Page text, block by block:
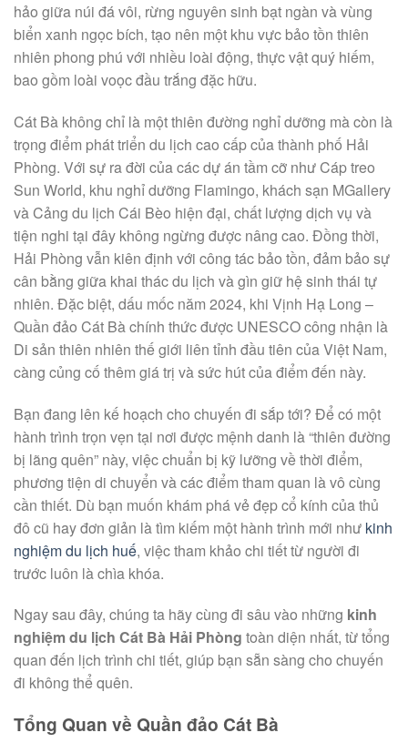
hảo giữa núi đá vôi, rừng nguyên sinh bạt ngàn và vùng
biển xanh ngọc bích, tạo nên một khu vực bảo tồn thiên
nhiên phong phú với nhiều loài động, thực vật quý hiếm,
bao gồm loài voọc đầu trắng đặc hữu.
Cát Bà không chỉ là một thiên đường nghỉ dưỡng mà còn là
trọng điểm phát triển du lịch cao cấp của thành phố Hải
Phòng. Với sự ra đời của các dự án tầm cỡ như Cáp treo
Sun World, khu nghỉ dưỡng Flamingo, khách sạn MGallery
và Cảng du lịch Cái Bèo hiện đại, chất lượng dịch vụ và
tiện nghi tại đây không ngừng được nâng cao. Đồng thời,
Hải Phòng vẫn kiên định với công tác bảo tồn, đảm bảo sự
cân bằng giữa khai thác du lịch và gìn giữ hệ sinh thái tự
nhiên. Đặc biệt, dấu mốc năm 2024, khi Vịnh Hạ Long –
Quần đảo Cát Bà chính thức được UNESCO công nhận là
Di sản thiên nhiên thế giới liên tỉnh đầu tiên của Việt Nam,
càng củng cố thêm giá trị và sức hút của điểm đến này.
Bạn đang lên kế hoạch cho chuyến đi sắp tới? Để có một
hành trình trọn vẹn tại nơi được mệnh danh là “thiên đường
bị lãng quên” này, việc chuẩn bị kỹ lưỡng về thời điểm,
phương tiện di chuyển và các điểm tham quan là vô cùng
cần thiết. Dù bạn muốn khám phá vẻ đẹp cổ kính của thủ
đô cũ hay đơn giản là tìm kiếm một hành trình mới như kinh
nghiệm du lịch huế, việc tham khảo chi tiết từ người đi
trước luôn là chìa khóa.
Ngay sau đây, chúng ta hãy cùng đi sâu vào những kinh
nghiệm du lịch Cát Bà Hải Phòng toàn diện nhất, từ tổng
quan đến lịch trình chi tiết, giúp bạn sẵn sàng cho chuyến
đi không thể quên.
Tổng Quan về Quần đảo Cát Bà